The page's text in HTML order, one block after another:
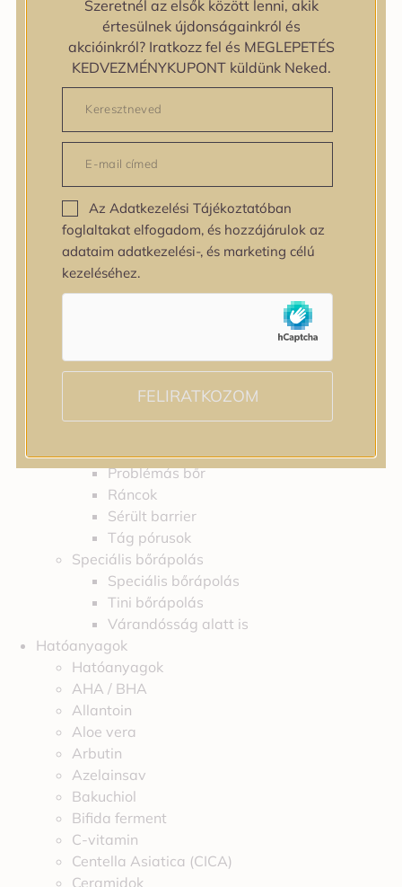
zipiderm
Bőrállapot
Bőrállapot
Bőrtípus
Bőrtípus
Kombinált
Száraz
Zsíros
Bőrprobléma
Bőrprobléma
Bőrpír
Dehidratált bőr
Érzékeny bőr
Fakóság
Problémás bőr
Ráncok
Sérült barrier
Tág pórusok
Speciális bőrápolás
Speciális bőrápolás
Tini bőrápolás
Várandósság alatt is
Hatóanyagok
Hatóanyagok
AHA / BHA
Allantoin
Aloe vera
Arbutin
Azelainsav
Bakuchiol
Bifida ferment
C-vitamin
Centella Asiatica (CICA)
Ceramidok
Szeretnél az elsők között lenni, akik
értesülnek újdonságainkról és
akcióinkról? Iratkozz fel és MEGLEPETÉS
KEDVEZMÉNYKUPONT küldünk Neked.
Az Adatkezelési Tájékoztatóban
foglaltakat elfogadom, és hozzájárulok az
adataim adatkezelési-, és marketing célú
kezeléséhez.
FELIRATKOZOM